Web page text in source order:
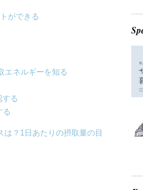
ができる
エネルギーを知る
する
る
は？1日あたりの摂取量の目